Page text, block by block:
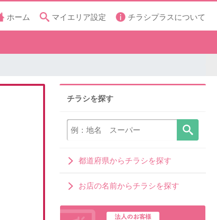
ホーム マイエリア設定 チラシプラスについて
チラシを探す
都道府県からチラシを探す
お店の名前からチラシを探す